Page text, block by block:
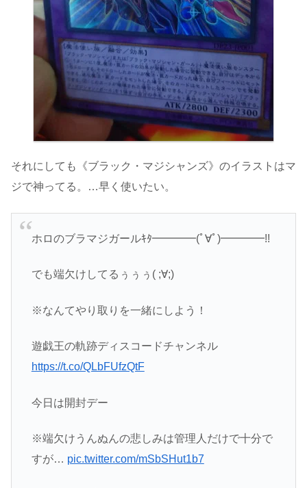
それにしても《ブラック・マジシャンズ》のイラストはマ
ジで神ってる。…早く使いたい。
ホロのブラマジガールｷﾀ━━━━(ﾟ∀ﾟ)━━━━!!
でも端欠けしてるぅぅぅ( ;∀;)
※なんてやり取りを一緒にしよう！
遊戯王の軌跡ディスコードチャンネル
https://t.co/QLbFUfzQtF
今日は開封デー
※端欠けうんぬんの悲しみは管理人だけで十分で
すが… pic.twitter.com/mSbSHut1b7